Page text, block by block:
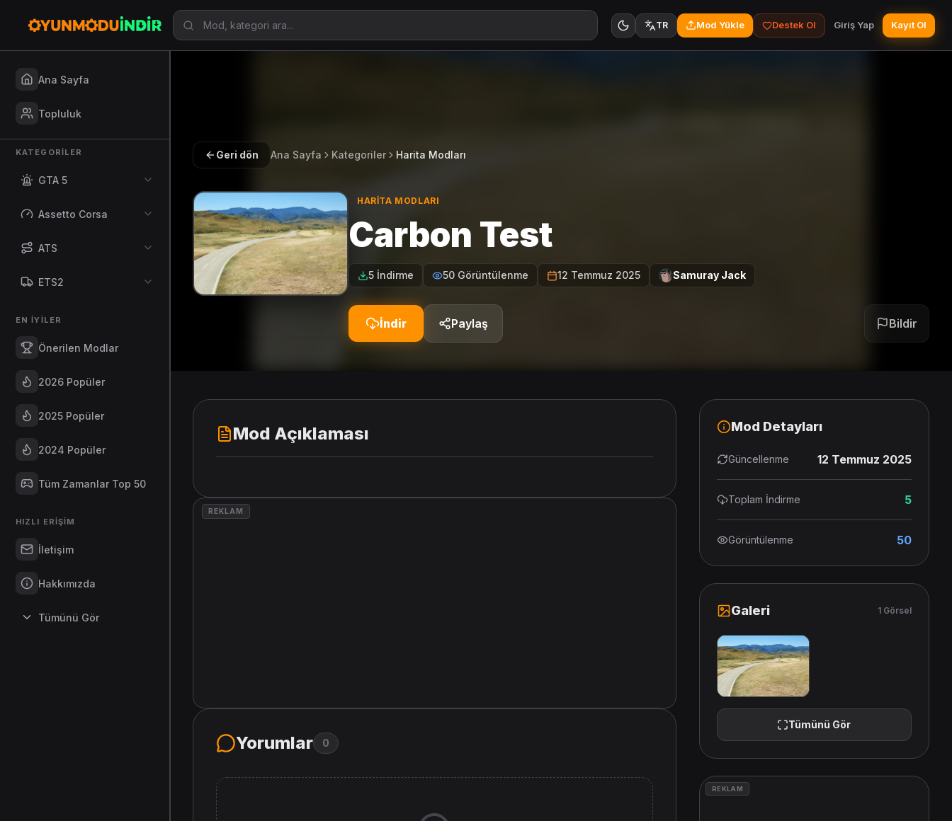
TR Mod Yükle Destek Ol Giriş Yap Kayıt Ol
Ana Sayfa
Topluluk
KATEGORILER
GTA 5
Assetto Corsa
ATS
ETS2
EN İYILER
Önerilen Modlar
2026 Popüler
2025 Popüler
2024 Popüler
Tüm Zamanlar Top 50
HIZLI ERIŞIM
İletişim
Hakkımızda
Tümünü Gör
Geri dön Ana Sayfa Kategoriler Harita Modları
HARITA MODLARI
Carbon Test
5 İndirme 50 Görüntülenme 12 Temmuz 2025 Samuray Jack
İndir Paylaş Bildir
Mod Açıklaması
REKLAM
Yorumlar 0
Mod Detayları
Güncellenme 12 Temmuz 2025
Toplam İndirme 5
Görüntülenme 50
Galeri 1 Görsel
Tümünü Gör
REKLAM